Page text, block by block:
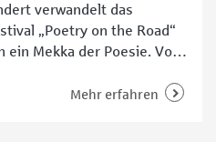
verwandelt das
„Poetry on the Road“
ein Mekka der Poesie. Vom
Spoken Word Artists
Mehr erfahren